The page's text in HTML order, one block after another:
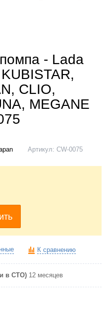
- Lada
CLIO,
MEGANE
Артикул: CW-0075
К сравнению
в СТО) 12 месяцев